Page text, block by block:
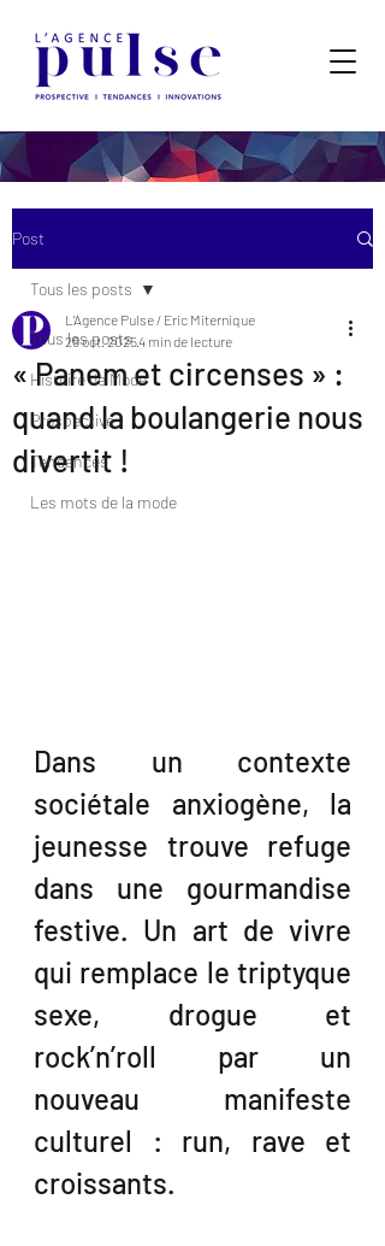
Post
Tous les posts
Histoire de Mode
Prospective
Tendances
Les mots de la mode
Tous les posts
« Panem et circenses » :
quand la boulangerie nous
divertit !
L'Agence Pulse / Eric Miternique
29 oct. 20254 min de lecture
Dans un contexte
sociétale anxiogène, la
jeunesse trouve refuge
dans une gourmandise
festive. Un art de vivre
qui remplace le triptyque
sexe, drogue et
rock’n’roll par un
nouveau manifeste
culturel : run, rave et
croissants.